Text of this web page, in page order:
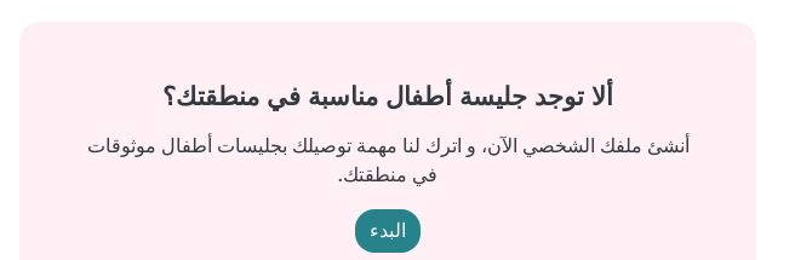
ألا توجد جليسة أطفال مناسبة في منطقتك؟
أنشئ ملفك الشخصي الآن، و اترك لنا مهمة توصيلك بجليسات أطفال موثوقات
في منطقتك.
البدء